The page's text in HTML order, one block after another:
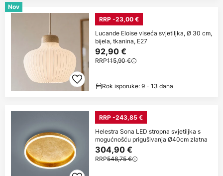
Nov
RRP -23,00 €
Lucande Eloise viseća svjetiljka, Ø 30 cm,
bijela, tkanina, E27
92,90 €
RRP115,90 €
Rok isporuke: 9 - 13 dana
RRP -243,85 €
Helestra Sona LED stropna svjetiljka s
mogućnošću prigušivanja Ø40cm zlatna
304,90 €
RRP548,75 €